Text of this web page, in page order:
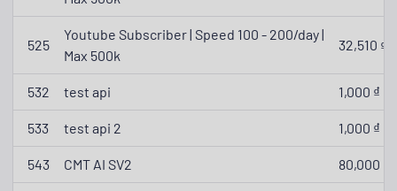
525
Youtube Subscriber | Speed 100 - 200/day |
Max 500k
32,510 ₫
532 test api 1,000 ₫
533 test api 2 1,000 ₫
543 CMT AI SV2 80,000 ₫